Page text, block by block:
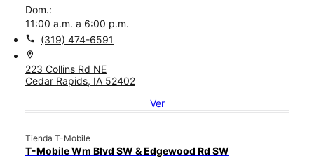
Dom.:
11:00 a.m. a 6:00 p.m.
call (319) 474-6591
location_on
223 Collins Rd NE
Cedar Rapids, IA 52402
Ver
Tienda T-Mobile
T-Mobile Wm Blvd SW & Edgewood Rd SW